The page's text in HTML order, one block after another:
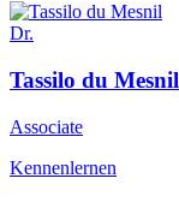
Dr.
Tassilo du Mesnil
Associate
Kennenlernen